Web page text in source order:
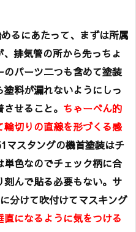
るにあたって、まずは所属
排気管の所から先っちょ
パーツ二つも含めて塗装
料が漏れないようにしっ
せること。 ちゃーべん的
切りの直線を形づくる感
マスタングの機首塗装はチ
単色なのでチェック柄に合
んで貼る必要もない。サ
分けて吹付けてマスキング
直になるように気をつける